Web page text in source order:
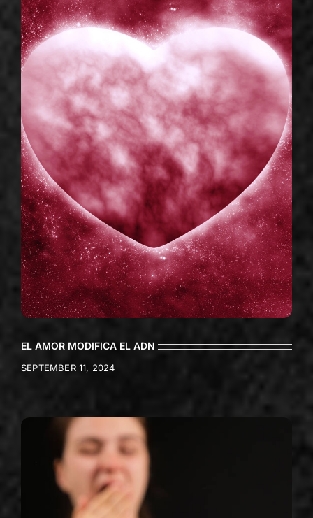
EL AMOR MODIFICA EL ADN
SEPTEMBER 11, 2024